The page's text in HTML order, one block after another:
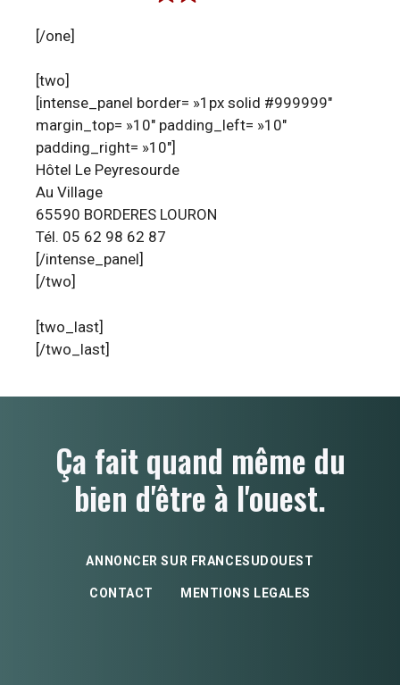
[/one]
[two]
[intense_panel border= »1px solid #999999″
margin_top= »10″ padding_left= »10″
padding_right= »10″]
Hôtel Le Peyresourde
Au Village
65590 BORDERES LOURON
Tél. 05 62 98 62 87
[/intense_panel]
[/two]
[two_last]
[/two_last]
Ça fait quand même du
bien d'être à l'ouest.
ANNONCER SUR FRANCESUDOUEST
CONTACT MENTIONS LEGALES